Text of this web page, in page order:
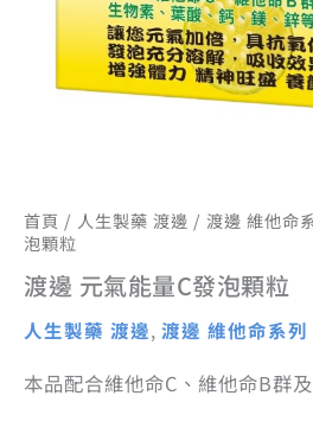
首頁 / 人生製藥 渡邊 / 渡邊 維他命
泡顆粒
渡邊 元氣能量C發泡顆粒
人生製藥 渡邊, 渡邊 維他命系列
本品配合維他命C、維他命B群
NT$ 420。